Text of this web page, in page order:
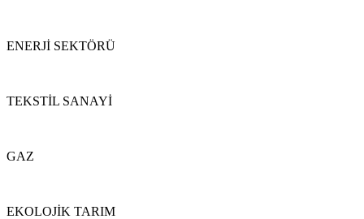
ENERJİ SEKTÖRÜ
TEKSTİL SANAYİ
GAZ
EKOLOJİK TARIM